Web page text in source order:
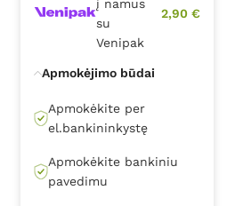
į namus
su
Venipak
2,90 €
Apmokėjimo būdai
Apmokėkite per
el.bankininkystę
Apmokėkite bankiniu
pavedimu